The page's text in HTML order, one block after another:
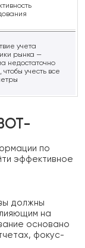
учета
рынка —
недостаточно
чтобы учесть все
по
эффективное
должны
на
основано
фокус-